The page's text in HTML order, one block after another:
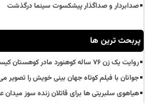
صدابردار و صداگذار پیشکسوت سینما درگذشت
پربحث ترین ها
روایت یک زن ۷۶ ساله کوهنورد مادر کوهستان کیست؟
جوانان با فیلم کوتاه جهان بینی خویش را تصویر
هیاهوی سلبریتی ها برای قاتلان زنده سوز میدان